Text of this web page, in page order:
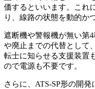
価するといいます。これ
り、線路の状態を動的か
遮断機や警報機が無い第
や廃止までの代替として
転士に知らせる支援装置
ので電源も不要です。
さらに、ATS-SP形の開